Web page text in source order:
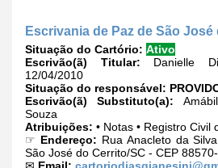
Escrivania de Paz de São José
Situação do Cartório: Ativo
Escrivão(ã) Titular: Danielle
12/04/2010
Situação do responsável:
Escrivão(ã) Substituto(a):
Souza
Atribuições: • Notas • Registro Civil
☞ Endereço: Rua Anacleto da
São José do Cerrito/SC - CEP